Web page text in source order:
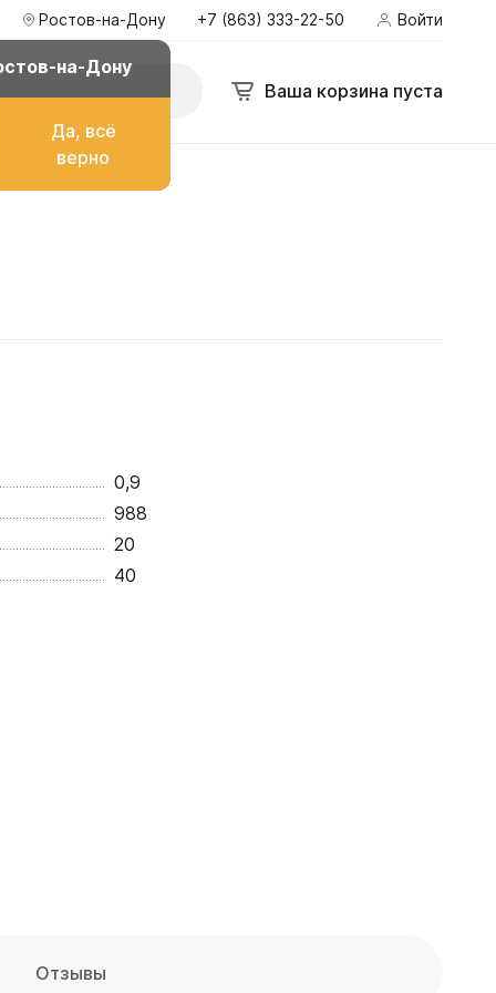
Ростов-на-Дону
на-Дону
Да, всё
верно
+7 (863) 333-22-50 Войти
Ваша корзина пуста
топлива
0,9
988
20
40
Отзывы